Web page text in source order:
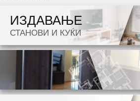
Dokolku barate stan, kuka, deloven prostor ova e
ИЗДАВАЊЕ
СТАНОВИ И КУЌИ